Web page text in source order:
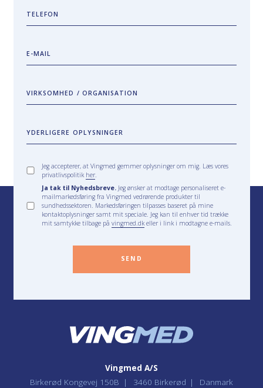
TELEFON
E-MAIL
VIRKSOMHED / ORGANISATION
YDERLIGERE OPLYSNINGER
Jeg accepterer, at Vingmed gemmer oplysninger om mig. Læs vores
privatlivspolitik her
Ja tak til Nyhedsbreve. Jeg ønsker at modtage personaliseret e-
mailmarkedsføring fra Vingmed vedrørende produkter til
sundhedssektoren. Markedsføringen tilpasses baseret på mine
kontaktoplysninger samt mit speciale. Jeg kan til enhver tid trække
mit samtykke tilbage påvingmed.dkeller i link i modtagne e-mails.
SEND
Vingmed A/S
Birkerød Kongevej 150B
3460 Birkerød
Danmark